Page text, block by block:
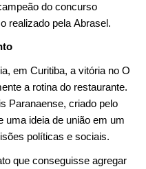
do concurso
realizado pela Abrasel.
em Curitiba, a vitória no O
a rotina do restaurante.
Paranaense, criado pelo
uma ideia de união em um
políticas e sociais.
que conseguisse agregar